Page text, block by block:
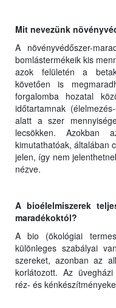
Mit nevezünk
A növényvédőszer-
bomlástermékeik kis
azok felületén a
követően is
forgalomba hozatal
időtartamnak
alatt a szer
lecsökken. Azokban
kimutathatóak, általában
jelen, így nem
nézve.
A bioélelmiszerek
maradékoktól?
A bio (ökológiai
különleges szabályai
szereket, azonban az
korlátozott. Az
réz- és